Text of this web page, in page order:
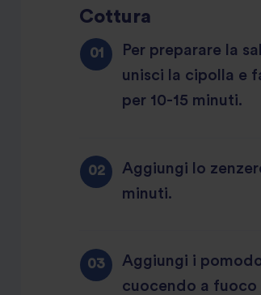
Cottura
Per preparare la
unisci la cipolla e
per 10-15 minuti.
Aggiungi lo
minuti.
Aggiungi i
cuocendo a fuoco